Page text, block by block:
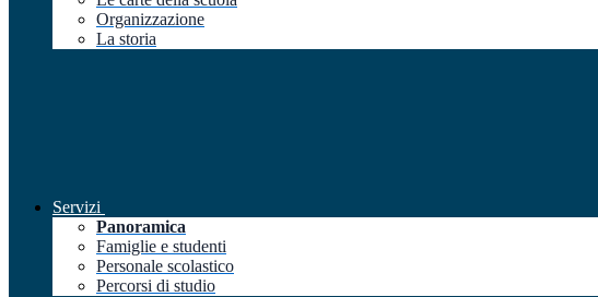
Organizzazione
La storia
Servizi
Panoramica
Famiglie e studenti
Personale scolastico
Percorsi di studio